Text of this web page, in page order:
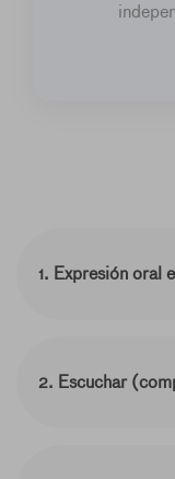
1. Expresión oral
2. Escuchar